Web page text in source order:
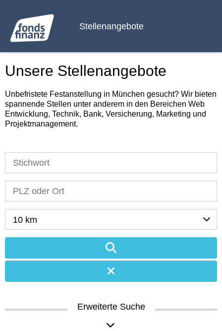
Stellenangebote
Unsere Stellenangebote
Unbefristete Festanstellung in München gesucht? Wir bieten
spannende Stellen unter anderem in den Bereichen Web
Entwicklung, Technik, Bank, Versicherung, Marketing und
Projektmanagement.
10 km
Erweiterte Suche